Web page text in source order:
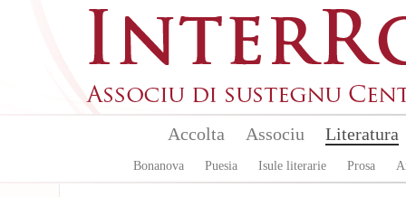
Accolta Associu Literatura
Bonanova Puesia Isule literarie Prosa